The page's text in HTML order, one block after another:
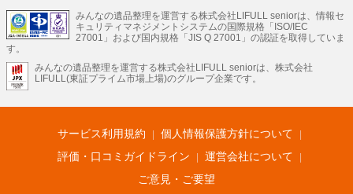
不動産・住宅
引越し 老人ホーム 地方創生 ママの就労支援
不動産クラウドファンディング 遺品整理 老後の暮らし情報
LIFULL HOME'Sのサービス
不動産・住宅
不動産査定 マンション専門売却査定 不動産投資 アドバイザー
不動産アーカイブ
空き家バンク 家賃相場 不動産会社
まちむすび
不動産用語集 住まいのお役立ち情報
LIFULL HOME'S PRESS
アプリ 不動産データ 不動産転職
みんなの遺品整理を運営する株式会社LIFULL seniorは、情報セ
キュリティマネジメントシステムの国際規格「ISO/IEC
27001」および国内規格「JIS Q 27001」の認証を取得していま
す。
みんなの遺品整理を運営する株式会社LIFULL seniorは、株式会社
LIFULL(東証プライム市場上場)のグループ企業です。
サービス利用規約
個人情報保護方針について
評価・口コミガイドライン
運営会社について
ご意見・ご要望